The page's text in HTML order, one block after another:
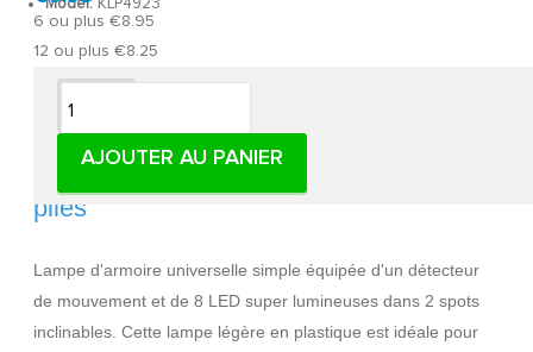
Model: KLP4923
6 ou plus €8.95
12 ou plus €8.25
AJOUTER AU PANIER
Lampe d'armoire Movelight - Lampe à
piles
Lampe d'armoire universelle simple équipée d'un détecteur
de mouvement et de 8 LED super lumineuses dans 2 spots
inclinables. Cette lampe légère en plastique est idéale pour